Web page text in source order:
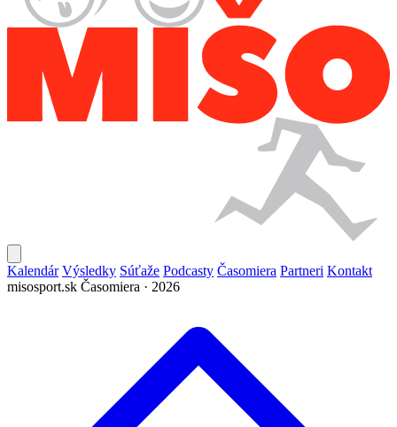
Kalendár Výsledky Súťaže Podcasty Časomiera Partneri Kontakt
misosport.sk Časomiera · 2026